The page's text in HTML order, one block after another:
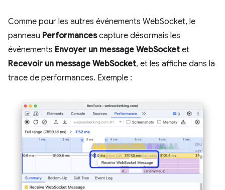
Comme pour les autres événements WebSocket, le
panneau Performancescapture désormais les
événements Envoyer un message WebSocket et
Recevoir un message WebSocket, et les affiche dans la
trace de performances. Exemple :